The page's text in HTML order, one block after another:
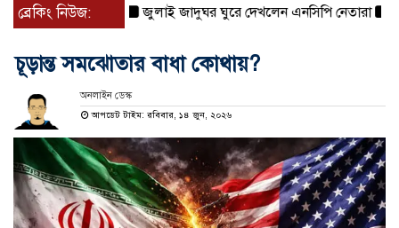
ব্রেকিং নিউজ: জুলাই জাদুঘর ঘুরে দেখলেন এনসিপি নেতারা
চূড়ান্ত সমঝোতার বাধা কোথায়?
অনলাইন ডেস্ক
আপডেট টাইম: রবিবার, ১৪ জুন, ২০২৬